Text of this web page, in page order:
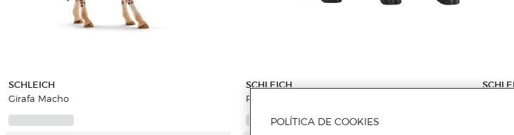
SCHLEICH
Girafa Macho
SCHLEICH
Pantera Negra
POLÍTICA DE COOKIES